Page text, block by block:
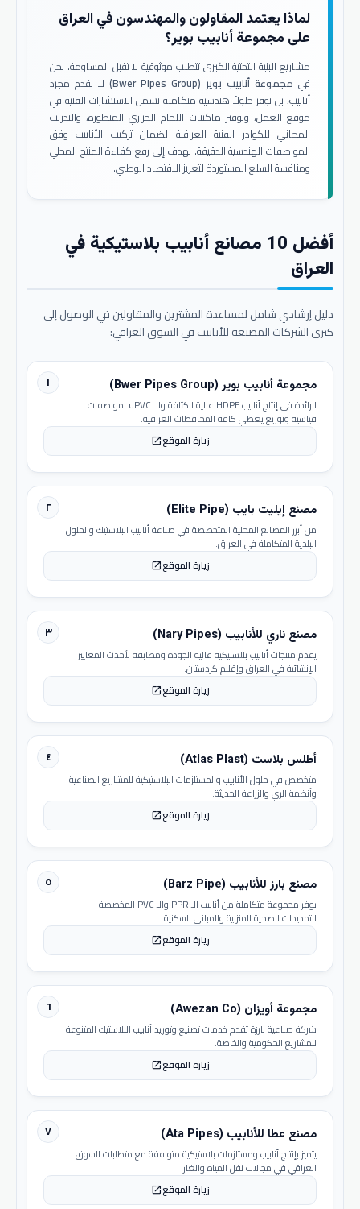
لماذا يعتمد المقاولون والمهندسون في العراق
على مجموعة أنابيب بوير؟
مشاريع البنية التحتية الكبرى تتطلب موثوقية لا تقبل المساومة. نحن
في مجموعة أنابيب بوير (Bwer Pipes Group)
لا نقدم مجرد
أنابيب، بل نوفر حلولاً هندسية متكاملة تشمل الاستشارات الفنية في
موقع العمل، وتوفير ماكينات اللحام الحراري المتطورة، والتدريب
المجاني للكوادر الفنية العراقية لضمان تركيب الأنابيب وفق
المواصفات الهندسية الدقيقة. نهدف إلى رفع كفاءة المنتج المحلي
ومنافسة السلع المستوردة لتعزيز الاقتصاد الوطني.
أفضل 10 مصانع أنابيب بلاستيكية في
العراق
دليل إرشادي شامل لمساعدة المشترين والمقاولين في الوصول إلى
كبرى الشركات المصنعة للأنابيب في السوق العراقي:
١ مجموعة أنابيب بوير (Bwer Pipes Group)
الرائدة في إنتاج أنابيب HDPE عالية الكثافة والـ uPVC بمواصفات
قياسية وتوزيع يغطي كافة المحافظات العراقية.
زيارة الموقعopen_in_new
٢ مصنع إيليت بايب (Elite Pipe)
من أبرز المصانع المحلية المتخصصة في صناعة أنابيب البلاستيك والحلول
البلدية المتكاملة في العراق.
زيارة الموقعopen_in_new
٣ مصنع ناري للأنابيب (Nary Pipes)
يقدم منتجات أنابيب بلاستيكية عالية الجودة ومطابقة لأحدث المعايير
الإنشائية في العراق وإقليم كردستان.
زيارة الموقعopen_in_new
٤ أطلس بلاست (Atlas Plast)
متخصص في حلول الأنابيب والمستلزمات البلاستيكية للمشاريع الصناعية
وأنظمة الري والزراعة الحديثة.
زيارة الموقعopen_in_new
٥ مصنع بارز للأنابيب (Barz Pipe)
يوفر مجموعة متكاملة من أنابيب الـ PPR والـ PVC المخصصة
للتمديدات الصحية المنزلية والمباني السكنية.
زيارة الموقعopen_in_new
٦ مجموعة أويزان (Awezan Co)
شركة صناعية بارزة تقدم خدمات تصنيع وتوريد أنابيب البلاستيك المتنوعة
للمشاريع الحكومية والخاصة.
زيارة الموقعopen_in_new
٧ مصنع عطا للأنابيب (Ata Pipes)
يتميز بإنتاج أنابيب ومستلزمات بلاستيكية متوافقة مع متطلبات السوق
العراقي في مجالات نقل المياه والغاز.
زيارة الموقعopen_in_new